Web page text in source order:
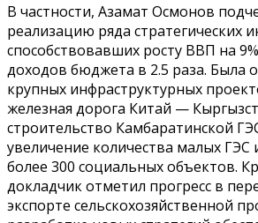
В частности, Азамат Осмонов
реализацию ряда стратегических
способствовавших росту ВВП на
доходов бюджета в 2.5 раза. Была
крупных инфраструктурных
железная дорога Китай —
строительство Камбаратинской
увеличение количества малых ГЭС
более 300 социальных объектов.
докладчик отметил прогресс в
экспорте сельскохозяйственной